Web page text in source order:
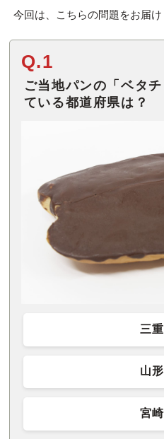
今回は、こちらの問題をお届け
Q.1
ご当地パンの「ベタ
ている都道府県は？
三
山
宮